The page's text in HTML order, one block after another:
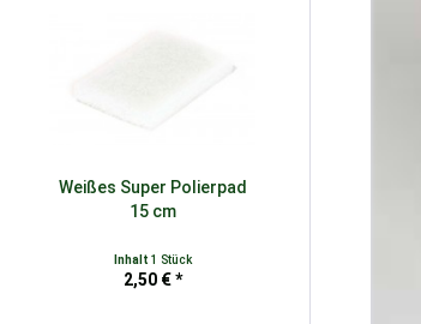
Weißes Super Polierpad
15 cm
Inhalt 1 Stück
2,50 € *